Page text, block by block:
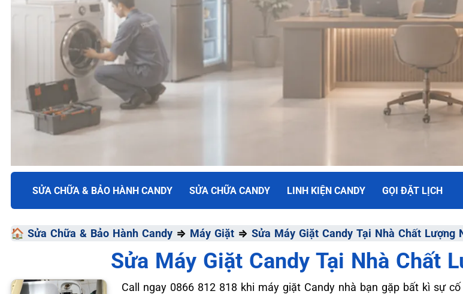
TRUNG TÂM BẢO HÀNH ĐIỆN MÁY VN
SỬA CHỮA & BẢO HÀNH
CANDY
Chất Lượng Tối Ưu - Giá Thành Tối Thiểu - Dịch Vụ Tối Đa
SỬA CHỮA & BẢO HÀNH CANDY SỬA CHỮA CANDY LINH KIỆN CANDY GỌI ĐẶT LỊCH
🏠 Sửa Chữa & Bảo Hành Candy ⇒ Máy Giặt ⇒ Sửa Máy Giặt Candy Tại Nhà Chất Lượng
Sửa Máy Giặt Candy Tại Nhà Chất
Call ngay 0866 812 818 khi máy giặt Candy nhà bạn gặp bất kì sự